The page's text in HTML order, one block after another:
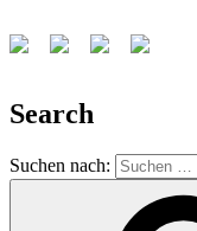
Search
Suchen nach: